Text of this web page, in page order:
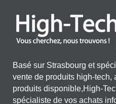
Basé sur Strasbourg et
vente de produits high-tech,
produits disponible,High-
spécialiste de vos achats